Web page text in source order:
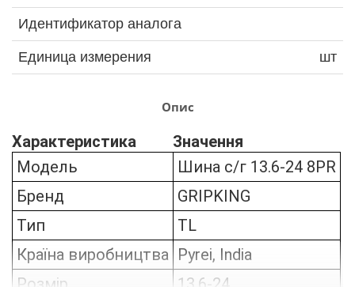
Идентификатор аналога
Единица измерения шт
Опис
Характеристика
Значення
Модель
Шина c/г 13.6-24 8PR
Бренд
GRIPKING
Тип
TL
Країна виробництва Pyrei, India